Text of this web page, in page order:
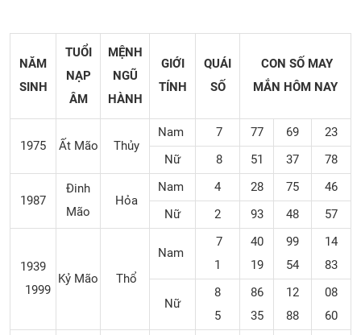
NĂM
SINH
TUỔI
NẠP
ÂM
MỆNH
NGŨ
HÀNH
GIỚI
TÍNH
QUÁI
SỐ
CON SỐ MAY
MẮN HÔM NAY
1975 Ất Mão Thủy
Nam 7 77 69
23
Nữ
8 51 37 78
1987
Đinh
Mão
Hỏa
Nam 4 28 75
46
Nữ
2 93 48 57
1939
1999
Kỷ Mão Thổ
Nam
7
1
40
19
99
54
14
83
Nữ
8
5
86
35
12
88
08
60